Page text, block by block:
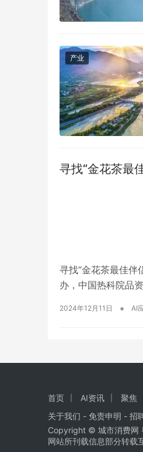
产业
寻找“金花茶最
寻找“金花茶最佳伴
办，中国热科院品
动。 活动现场 活
2024年12月11日 • AI
首页 AI资讯 聚焦
关于我们 - 免责申明 - 招
Copyright © 城市消费网
网站所刊载信息部分转载